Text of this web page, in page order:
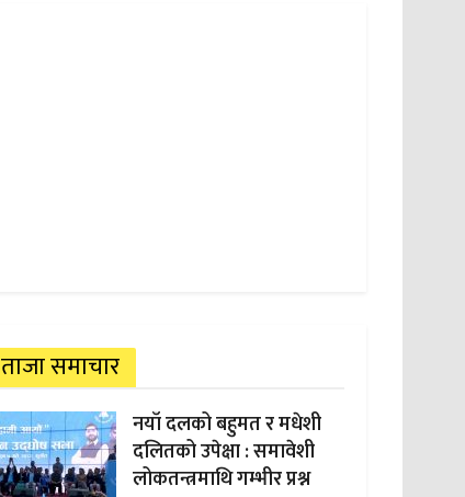
ताजा समाचार
नयाँ दलको बहुमत र मधेशी
दलितको उपेक्षा : समावेशी
लोकतन्त्रमाथि गम्भीर प्रश्न